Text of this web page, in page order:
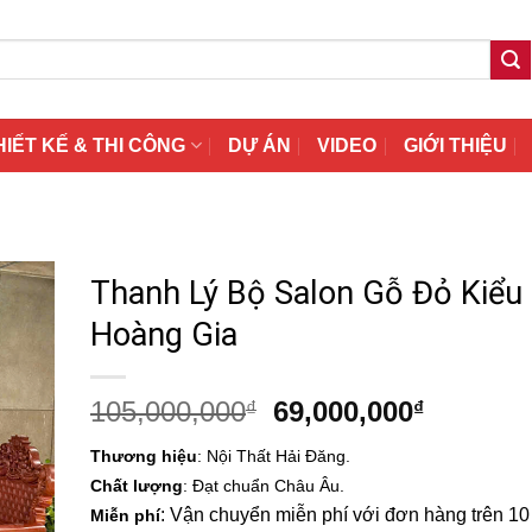
KẾ & THI CÔNG DỰ ÁN VIDEO GIỚI THIỆU
Thanh Lý Bộ Salon Gỗ Đỏ Kiểu
Hoàng Gia
105,000,000₫
Giá
là:
105,000,000₫.
69,000,000₫Giá
Thương hiệu: Nội Thất Hải Đăng.
Chất lượng: Đạt chuẩn Châu Âu.
Miễn phí: Vận chuyển miễn phí với đơn hàng trên 10